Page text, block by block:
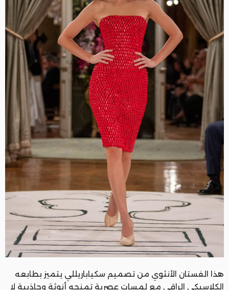
هذا الفستان الأنثوي من تصميم سكياباريللي يتميز بطابعه
الكلاسيكي الراقي مع لمسات عصرية تمنحه أنوثة وجاذبية لا